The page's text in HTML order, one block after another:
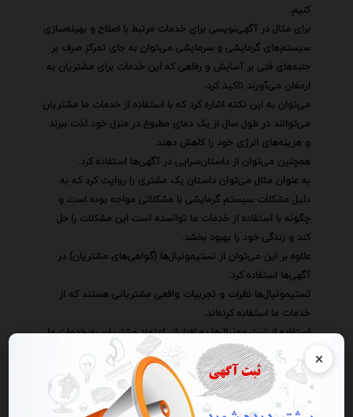
×
کنیم.
برای مثال در آگهی‌نویسی برای خدمات مرتبط با اصلاح و بهینه‌سازی
سیستم‌های گرمایشی و سرمایشی می‌توان به جای تمرکز صرف بر
جنبه‌های فنی بر آسایش و رفاهی که این خدمات برای مشتریان به
ارمغان می‌آورند تاکید کرد.
می‌توان به این نکته اشاره کرد که با استفاده از خدمات ما مشتریان
می‌توانند در طول سال از یک دمای مطبوع در منزل خود لذت ببرند
و هزینه‌های انرژی خود را کاهش دهند.
همچنین می‌توان از داستان‌سرایی در آگهی‌ها استفاده کرد.
به عنوان مثال می‌توان داستان یک مشتری را روایت کرد که به
دلیل مشکلات سیستم گرمایشی با مشکلاتی مواجه بوده است و
چگونه با استفاده از خدمات ما توانسته است این مشکلات را حل
کند و زندگی خود را بهبود بخشد.
علاوه بر این می‌توان از تستیمونیال‌ها (گواهی‌های مشتریان) در
آگهی‌ها استفاده کرد.
تستیمونیال‌ها نظرات و تجربیات واقعی مشتریانی هستند که از
خدمات ما استفاده کرده‌اند.
استفاده از تستیمونیال‌ها به افزایش اعتماد مشتریان به خدمات ما
کمک می‌کند.
لازم به ذکر است که هیچ فرمول جادویی برای نوشتن آگهی‌های
جذاب و اثربخش وجود ندارد.
بهترین راه برای یادگیری این هنر تمرین و تجربه است.